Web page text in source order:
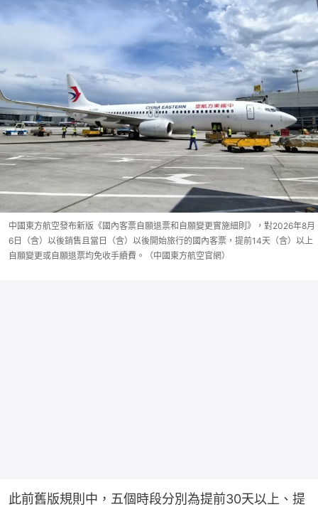
中國東方航空發布新版《國內客票自願退票和自願變更實施細則》，對2026年8月
6日（含）以後銷售且當日（含）以後開始旅行的國內客票，提前14天（含）以上
自願變更或自願退票均免收手續費。（中國東方航空官網）
此前舊版規則中，五個時段分別為提前30天以上、提